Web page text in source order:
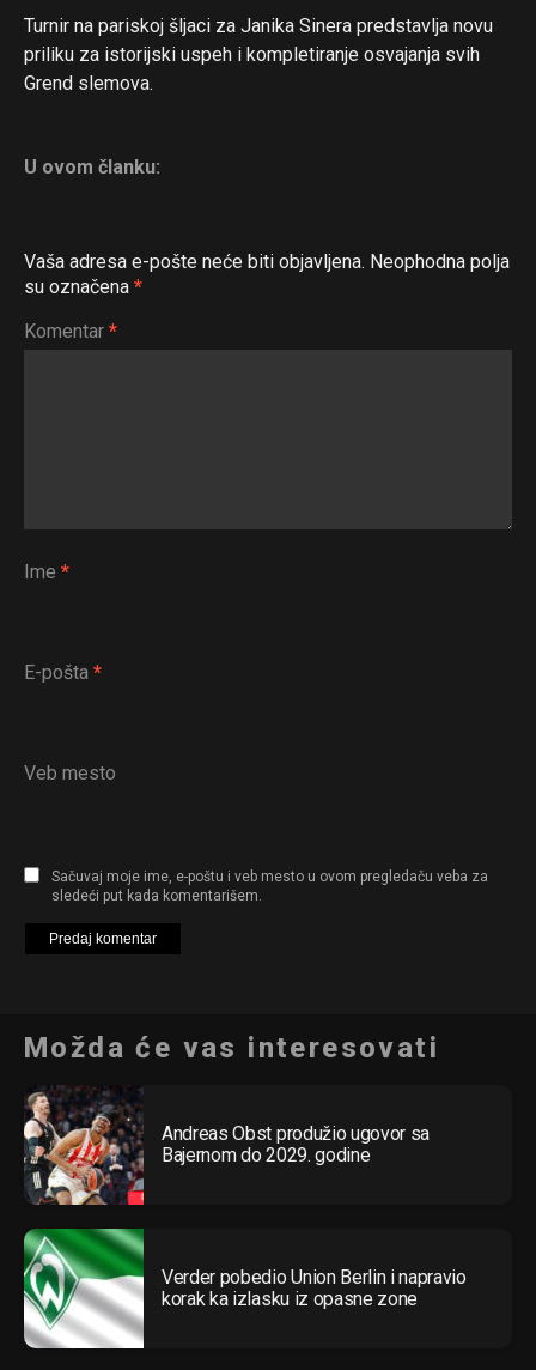
Turnir na pariskoj šljaci za Janika Sinera predstavlja novu
priliku za istorijski uspeh i kompletiranje osvajanja svih
Grend slemova.
U ovom članku:
Vaša adresa e-pošte neće biti objavljena. Neophodna polja
su označena *
Komentar *
Ime *
E-pošta *
Veb mesto
Sačuvaj moje ime, e-poštu i veb mesto u ovom pregledaču veba za
sledeći put kada komentarišem.
Možda će vas interesovati
Andreas Obst produžio ugovor sa
Bajernom do 2029. godine
Verder pobedio Union Berlin i napravio
korak ka izlasku iz opasne zone